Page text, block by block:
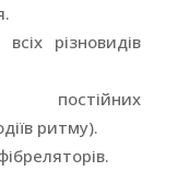
різновидів
ритму).